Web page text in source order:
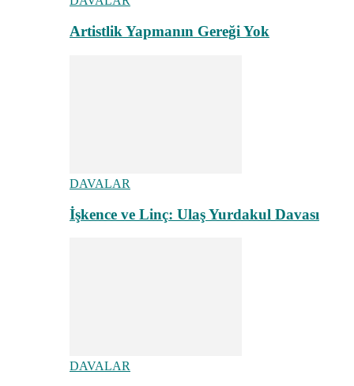
Artistlik Yapmanın Gereği Yok
DAVALAR
İşkence ve Linç: Ulaş Yurdakul Davası
DAVALAR